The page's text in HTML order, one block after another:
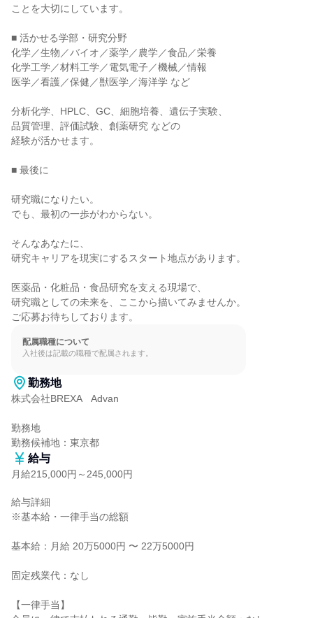
ことを大切にしています。
■ 活かせる学部・研究分野
化学／生物／バイオ／薬学／農学／食品／栄養
化学工学／材料工学／電気電子／機械／情報
医学／看護／保健／獣医学／海洋学 など
分析化学、HPLC、GC、細胞培養、遺伝子実験、
品質管理、評価試験、創薬研究 などの
経験が活かせます。
■ 最後に
研究職になりたい。
でも、最初の一歩がわからない。
そんなあなたに、
研究キャリアを現実にするスタート地点があります。
医薬品・化粧品・食品研究を支える現場で、
研究職としての未来を、ここから描いてみませんか。
ご応募お待ちしております。
配属職種について
入社後は記載の職種で配属されます。
勤務地
株式会社BREXA　Advan
勤務地
勤務候補地：東京都
給与
月給215,000円～245,000円
給与詳細
※基本給・一律手当の総額
基本給：月給 20万5000円 〜 22万5000円
固定残業代：なし
【一律手当】